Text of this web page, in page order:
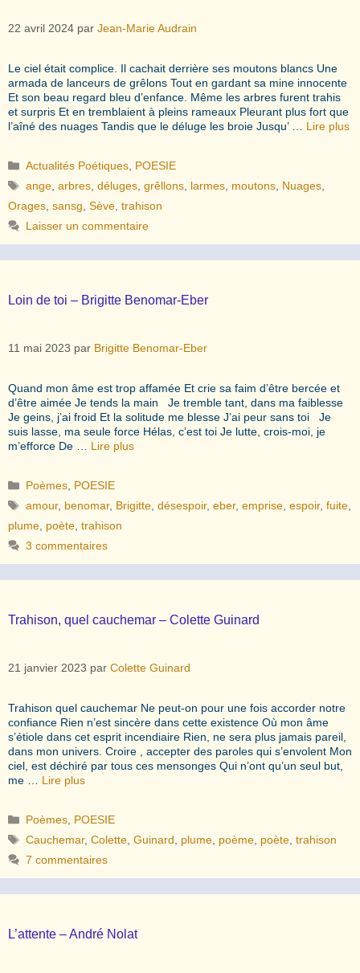
22 avril 2024 par Jean-Marie Audrain
Le ciel était complice. Il cachait derrière ses moutons blancs Une
armada de lanceurs de grêlons Tout en gardant sa mine innocente
Et son beau regard bleu d’enfance. Même les arbres furent trahis
et surpris Et en tremblaient à pleins rameaux Pleurant plus fort que
l’aîné des nuages Tandis que le déluge les broie Jusqu’ … Lire plus
Catégories
Actualités Poétiques POESIE
Étiquettes
ange ,arbres ,déluges ,grêllons larmes moutons Nuages
Orages sansg Sève trahison
Laisser un commentaire
Loin de toi – Brigitte Benomar-Eber
11 mai 2023 par Brigitte Benomar-Eber
Quand mon âme est trop affamée Et crie sa faim d’être bercée et
d’être aimée Je tends la main Je tremble tant, dans ma faiblesse
Je geins, j’ai froid Et la solitude me blesse J’ai peur sans toi Je
suis lasse, ma seule force Hélas, c’est toi Je lutte, crois-moi, je
m’efforce De … Lire plus
Catégories
Poèmes POESIE
Étiquettes
amour, benomar, Brigitte ,désespoir,eber,emprise ,espoir,fuite
plume poète trahison
3 commentaires
Trahison, quel cauchemar – Colette Guinard
21 janvier 2023 par Colette Guinard
Trahison quel cauchemar Ne peut-on pour une fois accorder notre
confiance Rien n’est sincère dans cette existence Où mon âme
s’étiole dans cet esprit incendiaire Rien, ne sera plus jamais pareil,
dans mon univers. Croire , accepter des paroles qui s’envolent Mon
ciel, est déchiré par tous ces mensonges Qui n’ont qu’un seul but,
me … Lire plus
Catégories
Poèmes POESIE
Étiquettes
Cauchemar,Colette ,Guinard plume poème poète ,trahison
7 commentaires
L’attente – André Nolat